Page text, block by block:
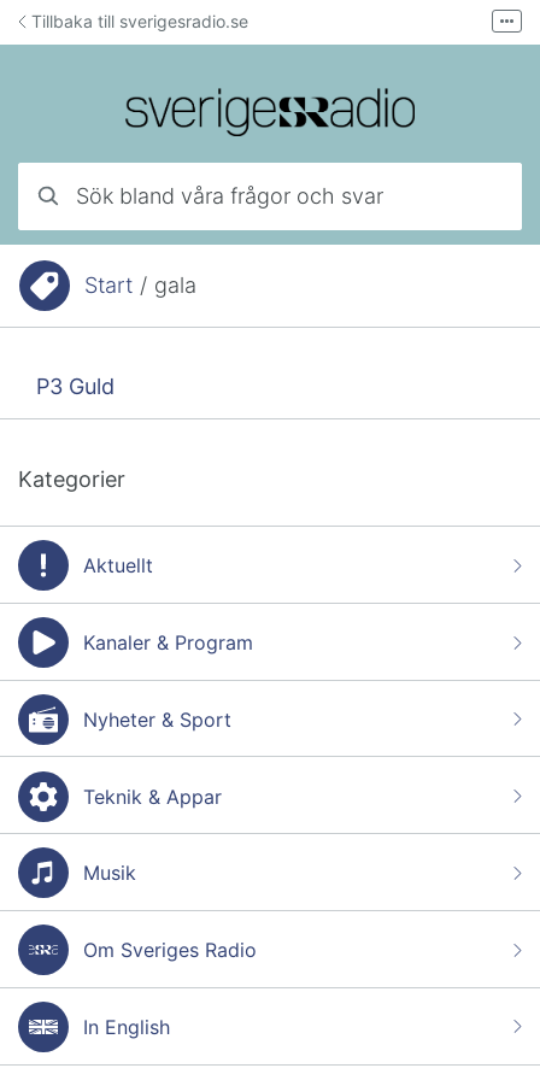
Hoppa till innehåll
Tillbaka till sverigesradio.se
Mejla lyssnarservice
Fler
Du är här:Start / gala
P3 Guld
Kategorier
Aktuellt
Kanaler & Program
Nyheter & Sport
Teknik & Appar
Musik
Om Sveriges Radio
In English